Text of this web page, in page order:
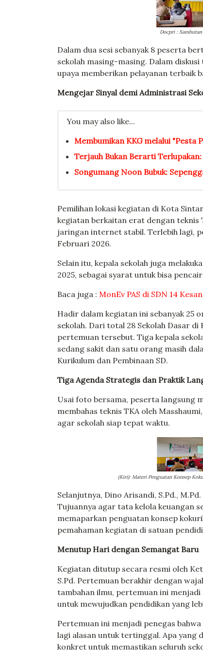
Docpri :
Dalam dua sesi sebanyak 8 peserta
sekolah masing-masing. Dalam
upaya memberikan pelayanan terbaik
Mengejar Sinyal demi Administrasi
You may also like...
Membumikan KKG melalui "Pesta
Terjauh Bukan Berarti Terlupakan:
Songumang Noon Bubuk:
Pemilihan lokasi kegiatan di Kota
kegiatan berkaitan erat dengan teknis
jaringan internet stabil. Terlebih lagi,
Februari 2026.
Selain itu, kepala sekolah juga
2025, sebagai syarat untuk bisa
Baca juga : MonEv PAS di SDN 14
Hadir dalam kegiatan ini sebanyak 25
sekolah. Dari total 28 Sekolah Dasar
pertemuan tersebut. Tiga kepala
sedang sakit dan satu orang masih
Kurikulum dan Pembinaan SD.
Tiga Agenda Strategis dan Praktik
Usai foto bersama, peserta langsung
membahas teknis TKA oleh
agar sekolah siap tepat waktu.
(Kiri): Materi Penguatan Konsep
Selanjutnya, Dino Arisandi, S.Pd.,
Tujuannya agar tata kelola keuangan
memaparkan penguatan konsep
pemahaman kegiatan di satuan
Menutup Hari dengan Semangat Baru
Kegiatan ditutup secara resmi oleh
S.Pd. Pertemuan berakhir dengan
tambahan ilmu, pertemuan ini
untuk mewujudkan pendidikan yang
Pertemuan ini menjadi penegas
lagi alasan untuk tertinggal. Apa yang
konkret untuk memastikan seluruh